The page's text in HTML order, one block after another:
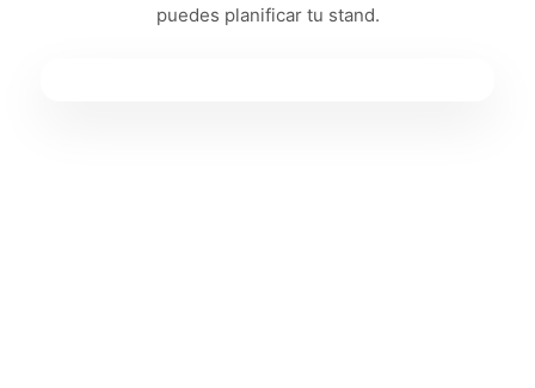
puedes planificar tu stand.